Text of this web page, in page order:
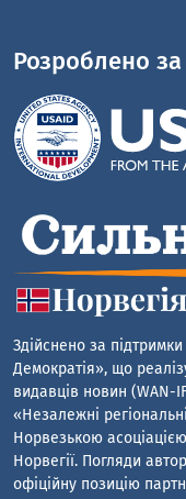
Розроблено
Здійснено за
Демократія», що
видавців новин (WAN-
«Незалежні
Норвезькою
Норвегії. Погляди
офіційну позицію